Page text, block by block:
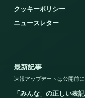
クッキーポリシー
ニュースレター
最新記事
速報アップデートは公開前
「みんな」の正しい表